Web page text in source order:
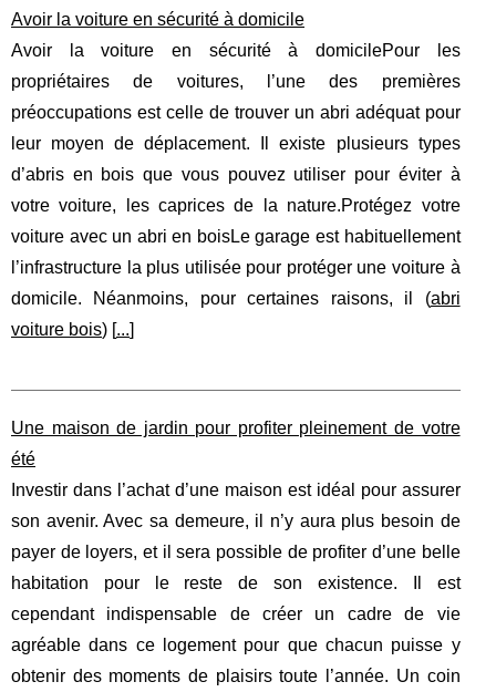
Avoir la voiture en sécurité à domicile
Avoir la voiture en sécurité à domicilePour les
propriétaires de voitures, l’une des premières
préoccupations est celle de trouver un abri adéquat pour
leur moyen de déplacement. Il existe plusieurs types
d’abris en bois que vous pouvez utiliser pour éviter à
votre voiture, les caprices de la nature.Protégez votre
voiture avec un abri en boisLe garage est habituellement
l’infrastructure la plus utilisée pour protéger une voiture à
domicile. Néanmoins, pour certaines raisons, il (abri
voiture bois) [...]
Une maison de jardin pour profiter pleinement de votre
été
Investir dans l’achat d’une maison est idéal pour assurer
son avenir. Avec sa demeure, il n’y aura plus besoin de
payer de loyers, et il sera possible de profiter d’une belle
habitation pour le reste de son existence. Il est
cependant indispensable de créer un cadre de vie
agréable dans ce logement pour que chacun puisse y
obtenir des moments de plaisirs toute l’année. Un coin